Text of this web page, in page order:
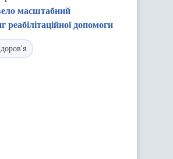
масштабний
реабілітаційної допомоги